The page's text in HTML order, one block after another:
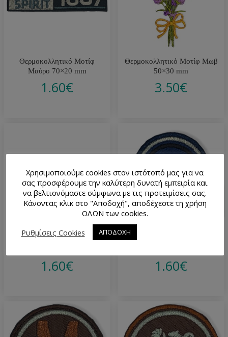
Θερμοκολλητικό Μοτίφ
Μαύρο 70×20 mm
1.60€
Θερμοκολλητικό Μοτίφ Μωβ
50×30 mm
3.50€
Θερμοκολλητικό Μοτιφ
1.60€
Θερμοκολλητικό Μοτιφ Μπλε
1.60€
Χρησιμοποιούμε cookies στον ιστότοπό μας για να
σας προσφέρουμε την καλύτερη δυνατή εμπειρία και
να βελτιονόμαστε σύμφωνα με τις προτειμίσεις σας.
Κάνοντας κλικ στο "Αποδοχή", αποδέχεστε τη χρήση
ΟΛΩΝ των cookies.
Ρυθμίσεις Cookies
ΑΠΟΔΟΧΗ